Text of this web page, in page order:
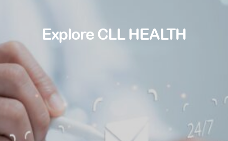
Explore CLL HEALTH
Find a doctor Find a location